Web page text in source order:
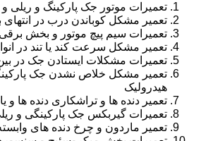
تعمیرات موتور جک پارکینگ و ریلی و
تعمیر مشکل کوباندن درب در
تعمیرات سیم پیچ موتور و بخش برقی
تعمیر مشکل سرعت کند یا تند در
تعمیرات مشکلات ایستادن جک در
تعمیر مشکل خلاص نشدن جک
هیدرولیک
تعمیر دنده ها و تراشکاری دنده ها و
تعمیرات گیربکس جک پارکینگی و
تعمیر ماردون و چرخ دنده های